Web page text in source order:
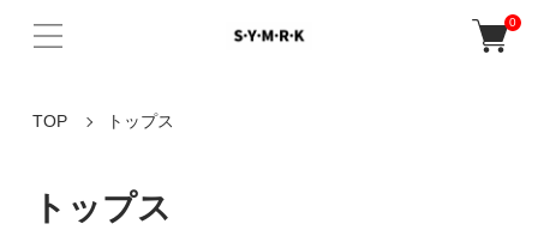
0
TOP トップス
トップス